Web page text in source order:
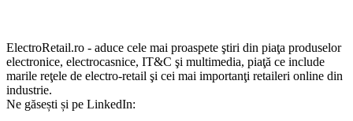
ElectroRetail.ro - aduce cele mai proaspete ştiri din piaţa produselor
electronice, electrocasnice, IT&C şi multimedia, piaţă ce include
marile reţele de electro-retail şi cei mai importanţi retaileri online din
industrie.
Ne găsești și pe LinkedIn: